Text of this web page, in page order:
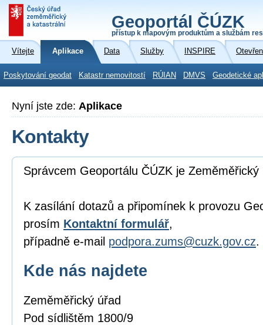
Geoportál ČÚZK
přístup k mapovým produktům a službám
Vítejte Aplikace Data Služby INSPIRE
Poskytování geodat Katastr nemovitostí RÚIAN DMVS Geodetické
Nyní jste zde: Aplikace
Kontakty
Správcem Geoportálu ČÚZK je Zeměměřický
K zasílání dotazů a připomínek k provozu
prosím Kontaktní formulář,
případně e-mail podpora.zums@cuzk.gov.cz.
Kde nás najdete
Zeměměřický úřad
Pod sídlištěm 1800/9